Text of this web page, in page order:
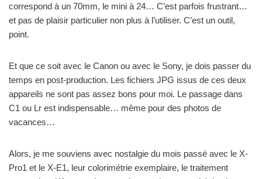
correspond à un 70mm, le mini à 24… C’est parfois frustrant…
et pas de plaisir particulier non plus à l’utiliser. C’est un outil,
point.
Et que ce soit avec le Canon ou avec le Sony, je dois passer du
temps en post-production. Les fichiers JPG issus de ces deux
appareils ne sont pas assez bons pour moi. Le passage dans
C1 ou Lr est indispensable… même pour des photos de
vacances…
Alors, je me souviens avec nostalgie du mois passé avec le X-
Pro1 et le X-E1, leur colorimétrie exemplaire, le traitement